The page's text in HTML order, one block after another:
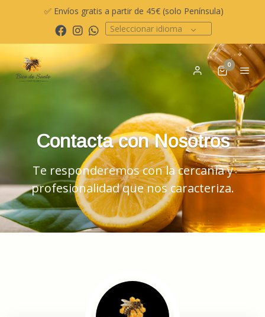
✅ Envíos gratis a partir de 45€ (solo Península)
Seleccionar idioma
0
Contacta con Nosotros
Te responderemos con la cercanía y
profesionalidad que nos caracteriza.